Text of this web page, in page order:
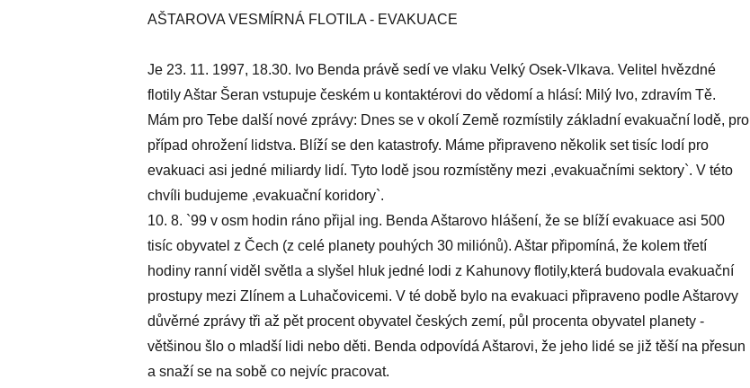
AŠTAROVA VESMÍRNÁ FLOTILA - EVAKUACE
Je 23. 11. 1997, 18.30. Ivo Benda právě sedí ve vlaku Velký Osek-Vlkava. Velitel hvězdné
flotily Aštar Šeran vstupuje českém u kontaktérovi do vědomí a hlásí: Milý Ivo, zdravím Tě.
Mám pro Tebe další nové zprávy: Dnes se v okolí Země rozmístily základní evakuační lodě, pro
případ ohrožení lidstva. Blíží se den katastrofy. Máme připraveno několik set tisíc lodí pro
evakuaci asi jedné miliardy lidí. Tyto lodě jsou rozmístěny mezi ,evakuačními sektory`. V této
chvíli budujeme ,evakuační koridory`.
10. 8. `99 v osm hodin ráno přijal ing. Benda Aštarovo hlášení, že se blíží evakuace asi 500
tisíc obyvatel z Čech (z celé planety pouhých 30 miliónů). Aštar připomíná, že kolem třetí
hodiny ranní viděl světla a slyšel hluk jedné lodi z Kahunovy flotily,která budovala evakuační
prostupy mezi Zlínem a Luhačovicemi. V té době bylo na evakuaci připraveno podle Aštarovy
důvěrné zprávy tři až pět procent obyvatel českých zemí, půl procenta obyvatel planety -
většinou šlo o mladší lidi nebo děti. Benda odpovídá Aštarovi, že jeho lidé se již těší na přesun
a snaží se na sobě co nejvíc pracovat.